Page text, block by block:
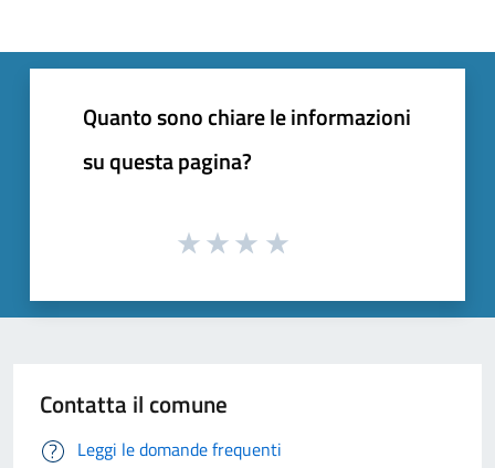
Quanto sono chiare le informazioni
su questa pagina?
Contatta il comune
Leggi le domande frequenti